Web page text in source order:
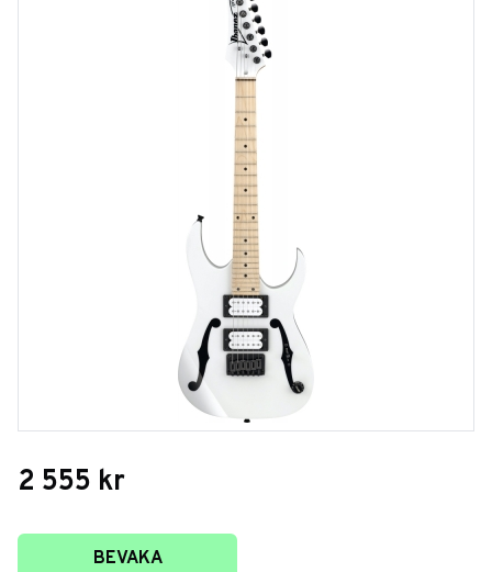
2 555 kr
Lägg till i favoriter
BEVAKA